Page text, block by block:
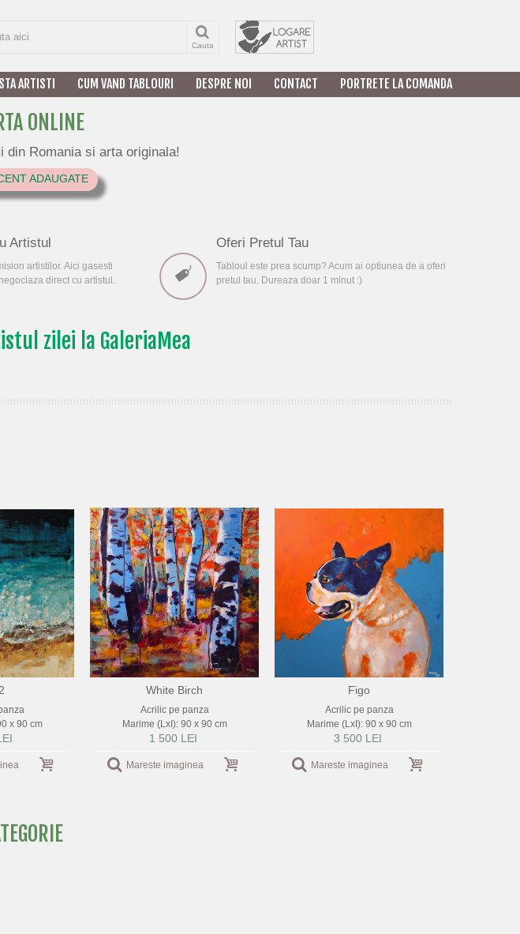
Cauta
ARTISTI CUM VAND TABLOURI DESPRE NOI CONTACT PORTRETE LA COMANDA
ONLINE
din Romania si arta originala!
ADAUGATE
Artistul
artistilor. Aici gasesti
direct cu artistul.
Oferi Pretul Tau
Tabloul este prea scump? Acum ai optiunea de a oferi
pretul tau. Dureaza doar 1 minut :)
zilei la GaleriaMea
x 90 cm
White Birch
Acrilic pe panza
Marime (LxI): 90 x 90 cm
1 500 LEI
Mareste imaginea
Figo
Acrilic pe panza
Marime (LxI): 90 x 90 cm
3 500 LEI
Mareste imaginea